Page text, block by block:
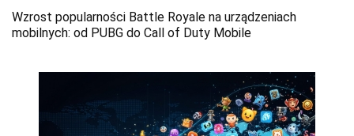
Wzrost popularności Battle Royale na urządzeniach
mobilnych: od PUBG do Call of Duty Mobile